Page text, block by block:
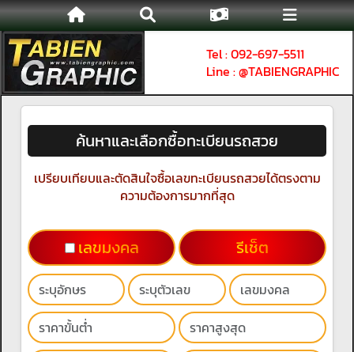
Tel : 092-697-5511
Line : @TABIENGRAPHIC
ค้นหาและเลือกซื้อทะเบียนรถสวย
เปรียบเทียบและตัดสินใจซื้อเลขทะเบียนรถสวยได้ตรงตาม
ความต้องการมากที่สุด
เลขมงคล รีเช็ต